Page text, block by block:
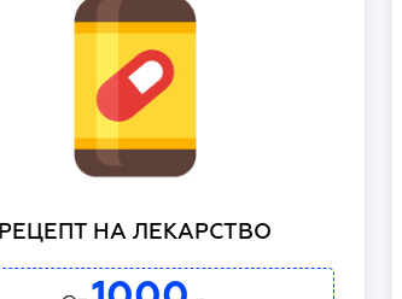
РЕЦЕПТ НА ЛЕКАРСТВО